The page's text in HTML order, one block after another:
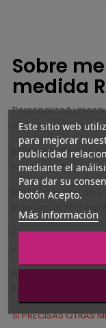
Sobre
medida
Personaliza tu
o sobre. Puedes
El sobre a medida
curvo (1 radio) ó
Existe la opción de
Ofertamos el
EL RESTO DE
SI PRECISAS OTRAS
Este sitio web
para mejorar
publicidad
mediante el
Para dar su
botón Acepto.
Más información